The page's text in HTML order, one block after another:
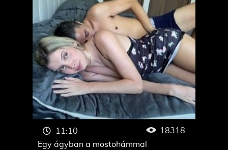
Egy ágyban a mostohámmal
11:10 18318